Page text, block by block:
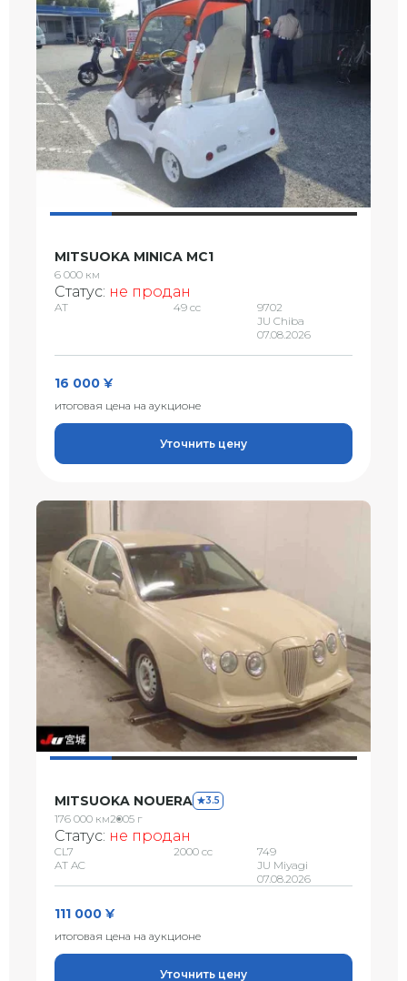
MITSUOKA MINICA MC1
6 000 км
Статус: не продан
AT 49 сс
9702
JU Chiba
07.08.2026
16 000 ¥
итоговая цена на аукционе
Уточнить цену
MITSUOKA NOUERA 3.5
176 000 км2005 г
Статус: не продан
CL7
AT AC
2000 сс
749
JU Miyagi
07.08.2026
111 000 ¥
итоговая цена на аукционе
Уточнить цену